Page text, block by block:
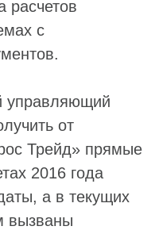
расчетов
с
управляющий
от
Трейд» прямые
2016 года
а в текущих
вызваны